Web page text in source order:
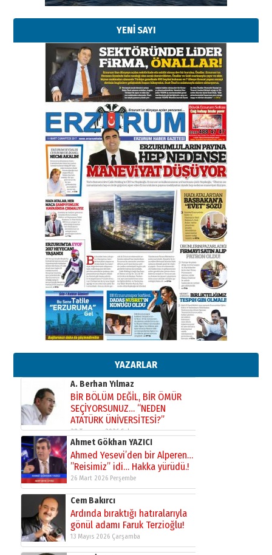
YENİ SAYI
YAZARLAR
Esat BİNDESEN
Başkan Sekmen’den Erzurum’a
bir vizyon proje daha!
02 Ağustos 2026 Pazar
Kadir SABUNCUOĞLU
Erzurumspor’un köşe taşları
29 Haziran 2026 Pazartesi
Kenan GÜLERCİ
Murat Şahsuvaroğlu ERKON’da
çıtayı yukarı taşırken,
yönetimdekiler aşağı
çekmemeli!
17 Şubat 2026 SalıOrhan BOZKURT
Bir fotoğraf, bir şehir, bir
gazeteci… Dizginler kimin
A. Berhan Yılmaz
BİR BÖLÜM DEĞİL, BİR ÖMÜR
SEÇİYORSUNUZ… “NEDEN
ATATÜRK ÜNİVERSİTESİ?”
28 Temmuz 2026 Salı
Ahmet Gökhan YAZICI
Ahmed Yesevi’den bir Alperen…
”Reisimiz” idi… Hakka yürüdü.!
26 Mart 2026 Perşembe
Cem Bakırcı
Ardında bıraktığı hatıralarıyla
gönül adamı Faruk Terzioğlu!
13 Mayıs 2026 Çarşamba